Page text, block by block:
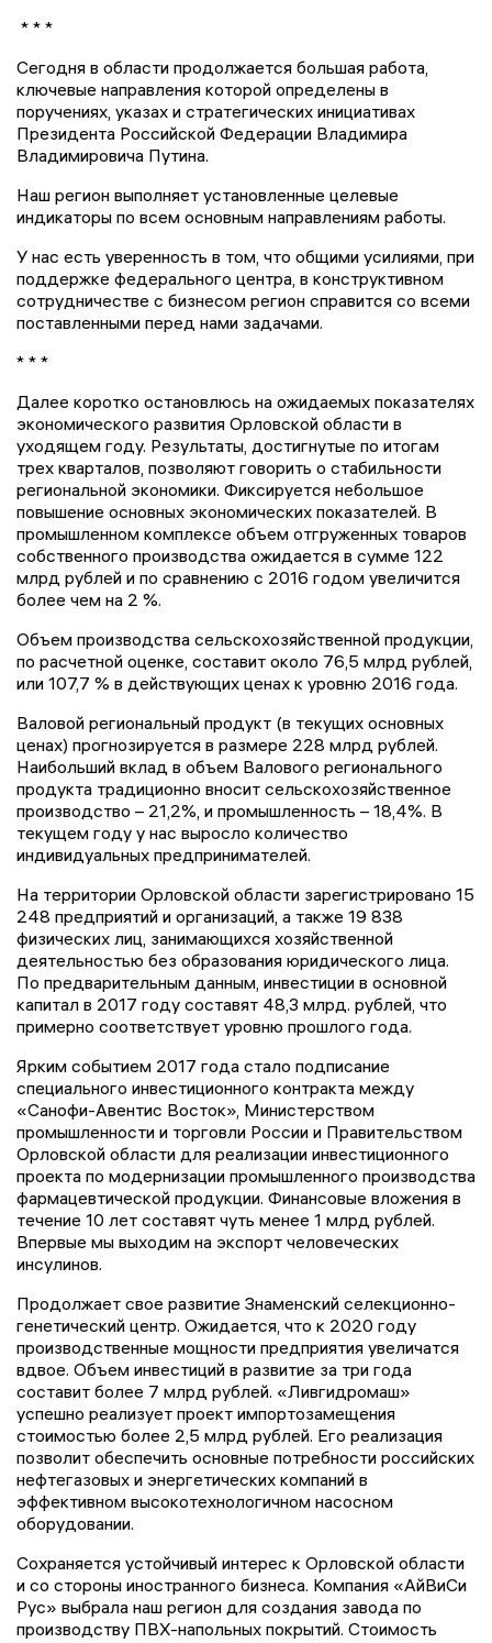
* * *
Сегодня в области продолжается большая работа,
ключевые направления которой определены в
поручениях, указах и стратегических инициативах
Президента Российской Федерации Владимира
Владимировича Путина.
Наш регион выполняет установленные целевые
индикаторы по всем основным направлениям работы.
У нас есть уверенность в том, что общими усилиями, при
поддержке федерального центра, в конструктивном
сотрудничестве с бизнесом регион справится со всеми
поставленными перед нами задачами.
* * *
Далее коротко остановлюсь на ожидаемых показателях
экономического развития Орловской области в
уходящем году. Результаты, достигнутые по итогам
трех кварталов, позволяют говорить о стабильности
региональной экономики. Фиксируется небольшое
повышение основных экономических показателей. В
промышленном комплексе объем отгруженных товаров
собственного производства ожидается в сумме 122
млрд рублей и по сравнению с 2016 годом увеличится
более чем на 2 %.
Объем производства сельскохозяйственной продукции,
по расчетной оценке, составит около 76,5 млрд рублей,
или 107,7 % в действующих ценах к уровню 2016 года.
Валовой региональный продукт (в текущих основных
ценах) прогнозируется в размере 228 млрд рублей.
Наибольший вклад в объем Валового регионального
продукта традиционно вносит сельскохозяйственное
производство – 21,2%, и промышленность – 18,4%. В
текущем году у нас выросло количество
индивидуальных предпринимателей.
На территории Орловской области зарегистрировано 15
248 предприятий и организаций, а также 19 838
физических лиц, занимающихся хозяйственной
деятельностью без образования юридического лица.
По предварительным данным, инвестиции в основной
капитал в 2017 году составят 48,3 млрд. рублей, что
примерно соответствует уровню прошлого года.
Ярким событием 2017 года стало подписание
специального инвестиционного контракта между
«Санофи-Авентис Восток», Министерством
промышленности и торговли России и Правительством
Орловской области для реализации инвестиционного
проекта по модернизации промышленного производства
фармацевтической продукции. Финансовые вложения в
течение 10 лет составят чуть менее 1 млрд рублей.
Впервые мы выходим на экспорт человеческих
инсулинов.
Продолжает свое развитие Знаменский селекционно-
генетический центр. Ожидается, что к 2020 году
производственные мощности предприятия увеличатся
вдвое. Объем инвестиций в развитие за три года
составит более 7 млрд рублей. «Ливгидромаш»
успешно реализует проект импортозамещения
стоимостью более 2,5 млрд рублей. Его реализация
позволит обеспечить основные потребности российских
нефтегазовых и энергетических компаний в
эффективном высокотехнологичном насосном
оборудовании.
Сохраняется устойчивый интерес к Орловской области
и со стороны иностранного бизнеса. Компания «АйВиСи
Рус» выбрала наш регион для создания завода по
производству ПВХ-напольных покрытий. Стоимость